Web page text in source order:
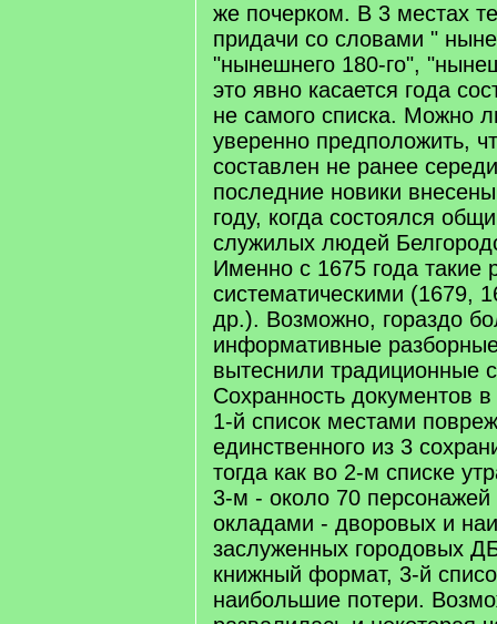
же почерком. В 3 местах
придачи со словами "
"нынешнего 180-го",
это явно касается года
не самого списка. Можно
уверенно предположить,
составлен не ранее
последние новики
году, когда состоялся
служилых людей
Именно с 1675 года такие
систематическими (1679,
др.). Возможно, гораздо
информативные
вытеснили традиционные
Сохранность документов
1-й список местами
единственного из 3
тогда как во 2-м списке
3-м - около 70
окладами - дворовых и
заслуженных городовых
книжный формат, 3-й
наибольшие потери.